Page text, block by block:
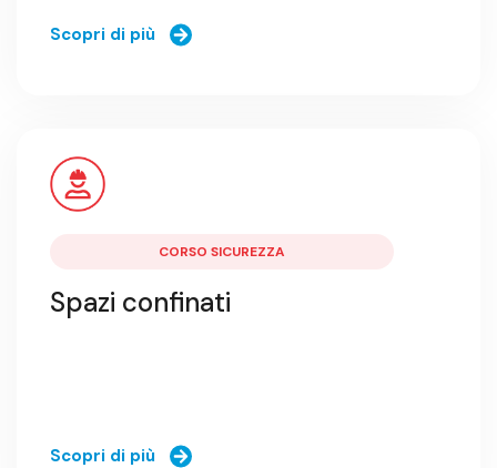
Scopri di più
CORSO SICUREZZA
Spazi confinati
Scopri di più